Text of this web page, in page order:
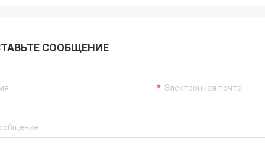
и
Высокомарочные чонсервные банкы
СООБЩЕНИЕ